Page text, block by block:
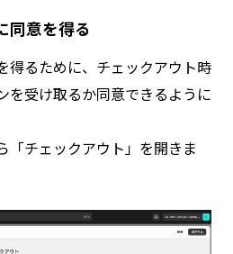
同意を得る
得るために、チェックアウト時
を受け取るか同意できるように
「チェックアウト」を開きま